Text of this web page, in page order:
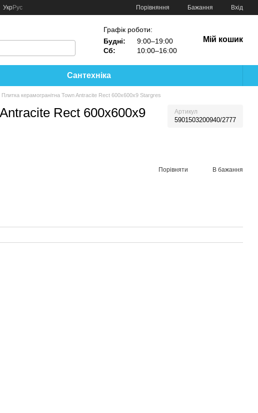
УкрРус Порівняння Бажання Вхід
Графік роботи:
Будні:
9:00–19:00
Сб:
10:00–16:00
Мій кошик
Сантехніка
Плитка керамогранітна Town Antracite Rect 600x600x9 Stargres
Rect 600x600x9
Артикул
5901503200940/2777
Порівняти В бажання